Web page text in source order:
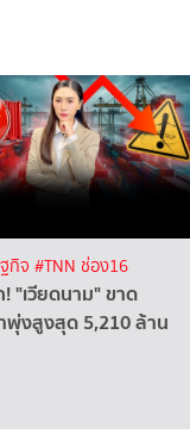
กิจ #TNN ช่อง16
"เวียดนาม" ขาด
พุ่งสูงสุด 5,210 ล้าน